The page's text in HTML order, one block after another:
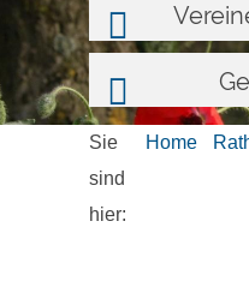
Sie
sind
hier:
Home